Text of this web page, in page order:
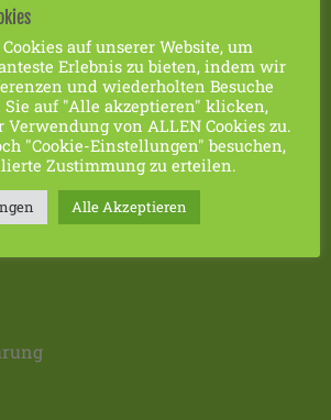
und dessen Weiterentwicklung im
Kissling weiter – natürlich ohne
der Basis des von ihm
ist seither Grund-, Gesundungs-
dem Namen gurbe® bekannt
auf unserer Website, um
Erlebnis zu bieten, indem wir
und wiederholten Besuche
auf "Alle akzeptieren" klicken,
Verwendung von ALLEN Cookies zu.
"Cookie-Einstellungen" besuchen,
Zustimmung zu erteilen.
Alle Akzeptieren